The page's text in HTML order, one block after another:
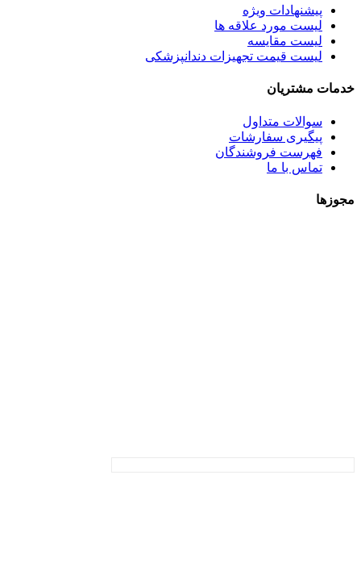
پیشنهادات ویژه
لیست مورد علاقه ها
لیست مقایسه
لیست قیمت تجهیزات دندانپزشکی
خدمات مشتریان
سوالات متداول
پیگیری سفارشات
فهرست فروشندگان
تماس با ما
مجوزها